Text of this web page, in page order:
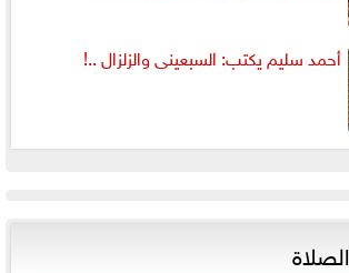
أحمد سليم يكتب: السبعينى والزلزال ..!